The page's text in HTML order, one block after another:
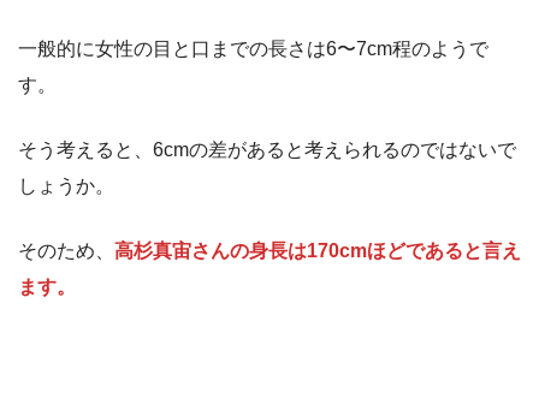
一般的に女性の目と口までの長さは6〜7cm程のようで
す。
そう考えると、6cmの差があると考えられるのではないで
しょうか。
そのため、 高杉真宙さんの身長は170cmほどであると言え
ます。